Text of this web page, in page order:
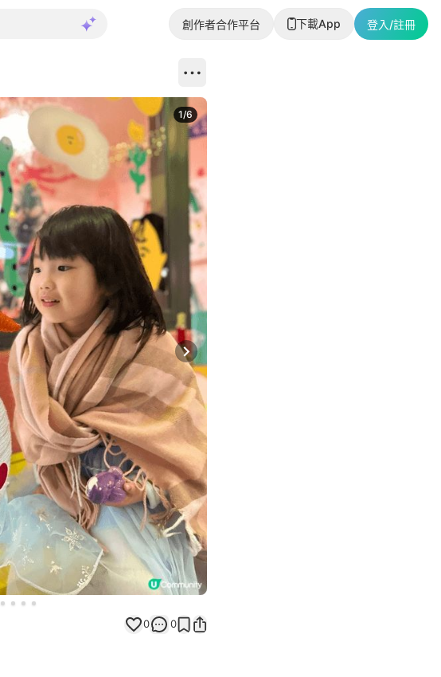
創作者合作平台 下載App 登入/註冊
Next slide
1/6
0 0